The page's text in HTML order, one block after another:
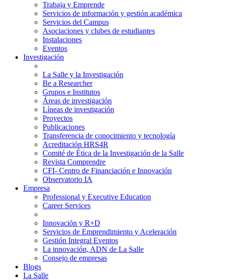
Trabaja y Emprende
Servicios de información y gestión académica
Servicios del Campus
Asociaciones y clubes de estudiantes
Instalaciones
Eventos
Investigación
La Salle y la Investigación
Be a Researcher
Grupos e Institutos
Áreas de investigación
Líneas de investigación
Proyectos
Publicaciones
Transferencia de conocimiento y tecnología
Acreditación HRS4R
Comité de Ética de la Investigación de la Salle
Revista Comprendre
CFI- Centro de Financiación e Innovación
Observatorio IA
Empresa
Professional y Executive Education
Career Services
Innovación y R+D
Servicios de Emprendimiento y Aceleración
Gestión Integral Eventos
La innovación, ADN de La Salle
Consejo de empresas
Blogs
La Salle